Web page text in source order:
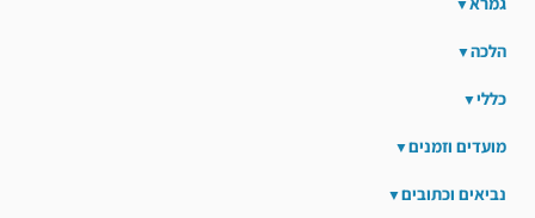
הלכה
כללי
מועדים וזמנים
נביאים וכתובים